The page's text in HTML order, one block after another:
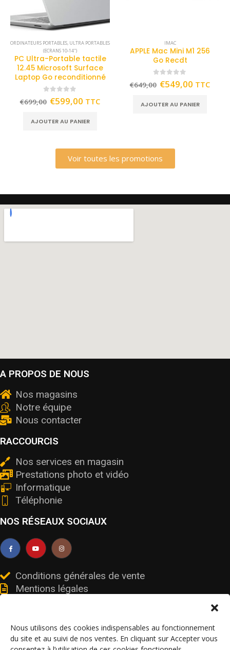
Nous utilisons des cookies indispensables au fonctionnement
du site et au suivi de nos ventes. En cliquant sur Accepter vous
ORDINATEURS PORTABLES, ULTRA PORTABLES
(ECRANS 10-14")
PC Ultra-Portable tactile
12.45 Microsoft Surface
Laptop Go reconditionné
out of 5
€699,00 €599,00 TTC
AJOUTER AU PANIER
IMAC
APPLE Mac Mini M1 256
Go Recdt
out of 5
€649,00 €549,00 TTC
AJOUTER AU PANIER
Voir toutes les promotions
A PROPOS DE NOUS
Nos magasins
Notre équipe
Nous contacter
RACCOURCIS
Nos services en magasin
Prestations photo et vidéo
Informatique
Téléphonie
NOS RÉSEAUX SOCIAUX
Conditions générales de vente
Mentions légales